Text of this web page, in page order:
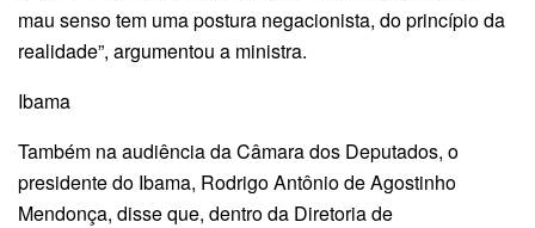
mau senso tem uma postura negacionista, do princípio da
realidade”, argumentou a ministra.
Ibama
Também na audiência da Câmara dos Deputados, o
presidente do Ibama, Rodrigo Antônio de Agostinho
Mendonça, disse que, dentro da Diretoria de